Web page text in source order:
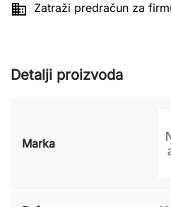
 Zatraži predračun za
Detalji proizvoda
Marka